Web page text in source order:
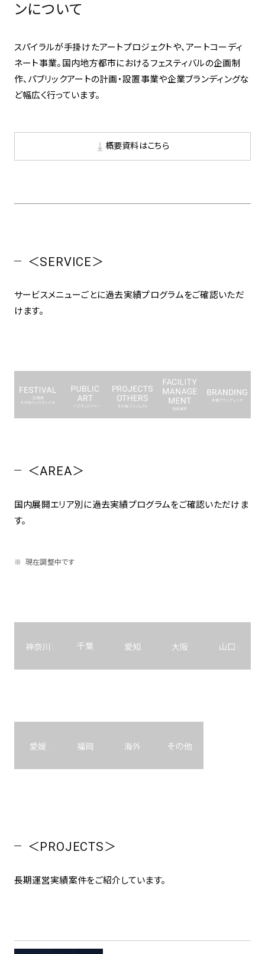
ンについて
スパイラルが手掛けたアートプロジェクトや、アートコーディ
ネート事業。国内地方都市におけるフェスティバルの企画制
作、パブリックアートの計画・設置事業や企業ブランディングな
ど幅広く行っています。
概要資料はこちら
＜SERVICE＞
サービスメニューごとに過去実績プログラムをご確認いただ
けます。
＜AREA＞
国内展開エリア別に過去実績プログラムをご確認いただけま
す。
現在調整中です
＜PROJECTS＞
長期運営実績案件をご紹介しています。